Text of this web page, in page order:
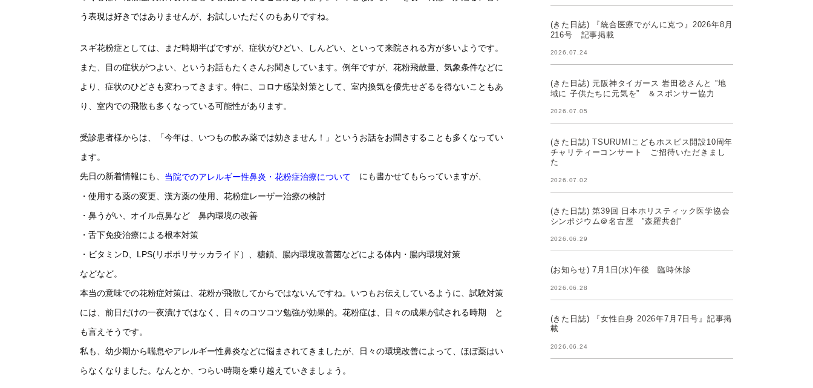
う表現は好きではありませんが、お試しいただくのもありですね。
スギ花粉症としては、まだ時期半ばですが、症状がひどい、しんどい、といって来院される方が多いようです。
また、目の症状がつよい、というお話もたくさんお聞きしています。例年ですが、花粉飛散量、気象条件などに
より、症状のひどさも変わってきます。特に、コロナ感染対策として、室内換気を優先せざるを得ないこともあ
り、室内での飛散も多くなっている可能性があります。
受診患者様からは、「今年は、いつもの飲み薬では効きません！」というお話をお聞きすることも多くなってい
ます。
先日の新着情報にも、 当院でのアレルギー性鼻炎・花粉症治療について にも書かせてもらっていますが、
・使用する薬の変更、漢方薬の使用、花粉症レーザー治療の検討
・鼻うがい、オイル点鼻など 鼻内環境の改善
・舌下免疫治療による根本対策
・ビタミンD、LPS(リポポリサッカライド）、糖鎖、腸内環境改善菌などによる体内・腸内環境対策
などなど。
本当の意味での花粉症対策は、花粉が飛散してからではないんですね。いつもお伝えしているように、試験対策
には、前日だけの一夜漬けではなく、日々のコツコツ勉強が効果的。花粉症は、日々の成果が試される時期 と
も言えそうです。
私も、幼少期から喘息やアレルギー性鼻炎などに悩まされてきましたが、日々の環境改善によって、ほぼ薬はい
らなくなりました。なんとか、つらい時期を乗り越えていきましょう。
(きた日誌) 『統合医療でがんに克つ』2026年8月
216号 記事掲載
2026.07.24
(きた日誌) 元阪神タイガース 岩田稔さんと ”地
域に 子供たちに元気を” ＆スポンサー協力
2026.07.05
(きた日誌) TSURUMIこどもホスピス開設10周年
チャリティーコンサート ご招待いただきまし
た
2026.07.02
(きた日誌) 第39回 日本ホリスティック医学協会
シンポジウム＠名古屋 ”森羅共創”
2026.06.29
(お知らせ) 7月1日(水)午後 臨時休診
2026.06.28
(きた日誌) 『女性自身 2026年7月7日号』記事掲
載
2026.06.24